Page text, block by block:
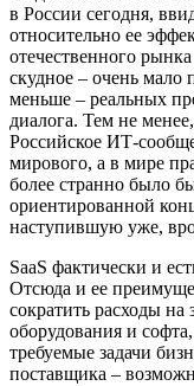
в России сегодня,
относительно ее
отечественного
скудное – очень
меньше – реальных
диалога. Тем не
Российское ИТ-
мирового, а в мире
более странно было
ориентированной
наступившую уже,
SaaS фактически и
Отсюда и ее
сократить расходы на
оборудования и
требуемые задачи
поставщика –